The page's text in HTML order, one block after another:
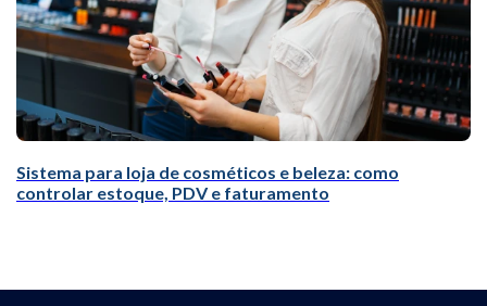
Sistema para loja de cosméticos e beleza: como
controlar estoque, PDV e faturamento